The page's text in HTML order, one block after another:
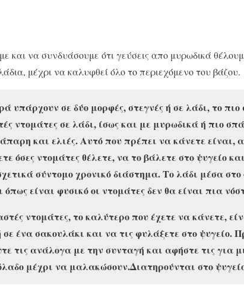
και να συνδυάσουμε ότι γεύσεις απο μυρωδικά
μέχρι να καλυφθεί όλο το περιεχόμενο του βάζου.
υπάρχουν σε δύο μορφές, στεγνές ή σε λάδι, το πιο
ντομάτες σε λάδι, ίσως και με μυρωδικά ή πιο
και ελιές. Αυτό που πρέπει να κάνετε είναι,
όσες ντομάτες θέλετε, να το βάλετε στο ψυγείο
σύντομο χρονικό διάστημα. Το λάδι μέσα
όπως είναι φυσικό οι ντομάτες δεν θα είναι πια
ντομάτες, το καλύτερο που έχετε να κάνετε,
ένα σακουλάκι και να τις φυλάξετε στο ψυγείο.
τις ανάλογα με την συνταγή και αφήστε τις για
μέχρι να μαλακώσουν.Διατηρούνται στο